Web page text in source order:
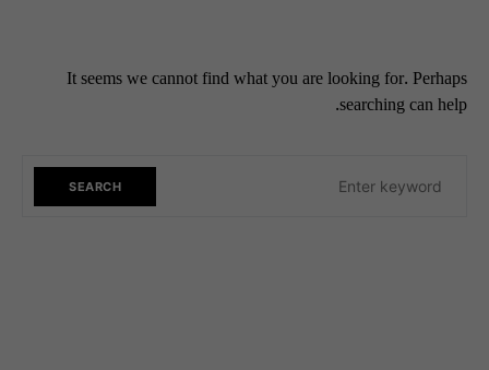
It seems we cannot find what you are looking for. Perhaps
searching can help.
SEARCH